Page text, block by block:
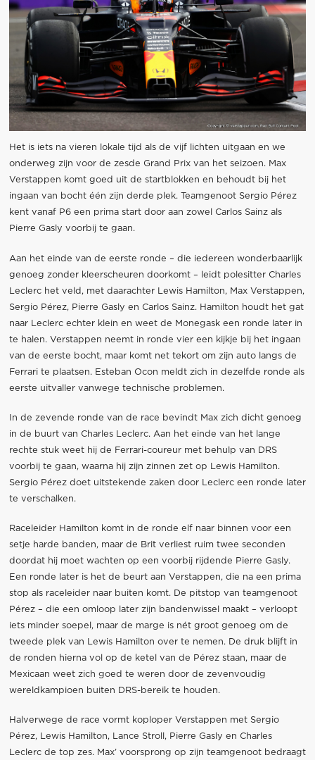
Het is iets na vieren lokale tijd als de vijf lichten uitgaan en we
onderweg zijn voor de zesde Grand Prix van het seizoen. Max
Verstappen komt goed uit de startblokken en behoudt bij het
ingaan van bocht één zijn derde plek. Teamgenoot Sergio Pérez
kent vanaf P6 een prima start door aan zowel Carlos Sainz als
Pierre Gasly voorbij te gaan.
Aan het einde van de eerste ronde – die iedereen wonderbaarlijk
genoeg zonder kleerscheuren doorkomt – leidt polesitter Charles
Leclerc het veld, met daarachter Lewis Hamilton, Max Verstappen,
Sergio Pérez, Pierre Gasly en Carlos Sainz. Hamilton houdt het gat
naar Leclerc echter klein en weet de Monegask een ronde later in
te halen. Verstappen neemt in ronde vier een kijkje bij het ingaan
van de eerste bocht, maar komt net tekort om zijn auto langs de
Ferrari te plaatsen. Esteban Ocon meldt zich in dezelfde ronde als
eerste uitvaller vanwege technische problemen.
In de zevende ronde van de race bevindt Max zich dicht genoeg
in de buurt van Charles Leclerc. Aan het einde van het lange
rechte stuk weet hij de Ferrari-coureur met behulp van DRS
voorbij te gaan, waarna hij zijn zinnen zet op Lewis Hamilton.
Sergio Pérez doet uitstekende zaken door Leclerc een ronde later
te verschalken.
Raceleider Hamilton komt in de ronde elf naar binnen voor een
setje harde banden, maar de Brit verliest ruim twee seconden
doordat hij moet wachten op een voorbij rijdende Pierre Gasly.
Een ronde later is het de beurt aan Verstappen, die na een prima
stop als raceleider naar buiten komt. De pitstop van teamgenoot
Pérez – die een omloop later zijn bandenwissel maakt – verloopt
iets minder soepel, maar de marge is nét groot genoeg om de
tweede plek van Lewis Hamilton over te nemen. De druk blijft in
de ronden hierna vol op de ketel van de Pérez staan, maar de
Mexicaan weet zich goed te weren door de zevenvoudig
wereldkampioen buiten DRS-bereik te houden.
Halverwege de race vormt koploper Verstappen met Sergio
Pérez, Lewis Hamilton, Lance Stroll, Pierre Gasly en Charles
Leclerc de top zes. Max’ voorsprong op zijn teamgenoot bedraagt